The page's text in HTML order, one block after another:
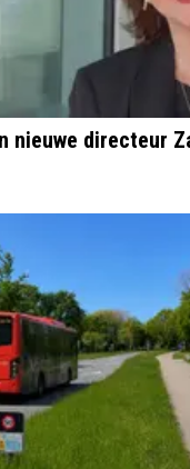
nieuwe directeur